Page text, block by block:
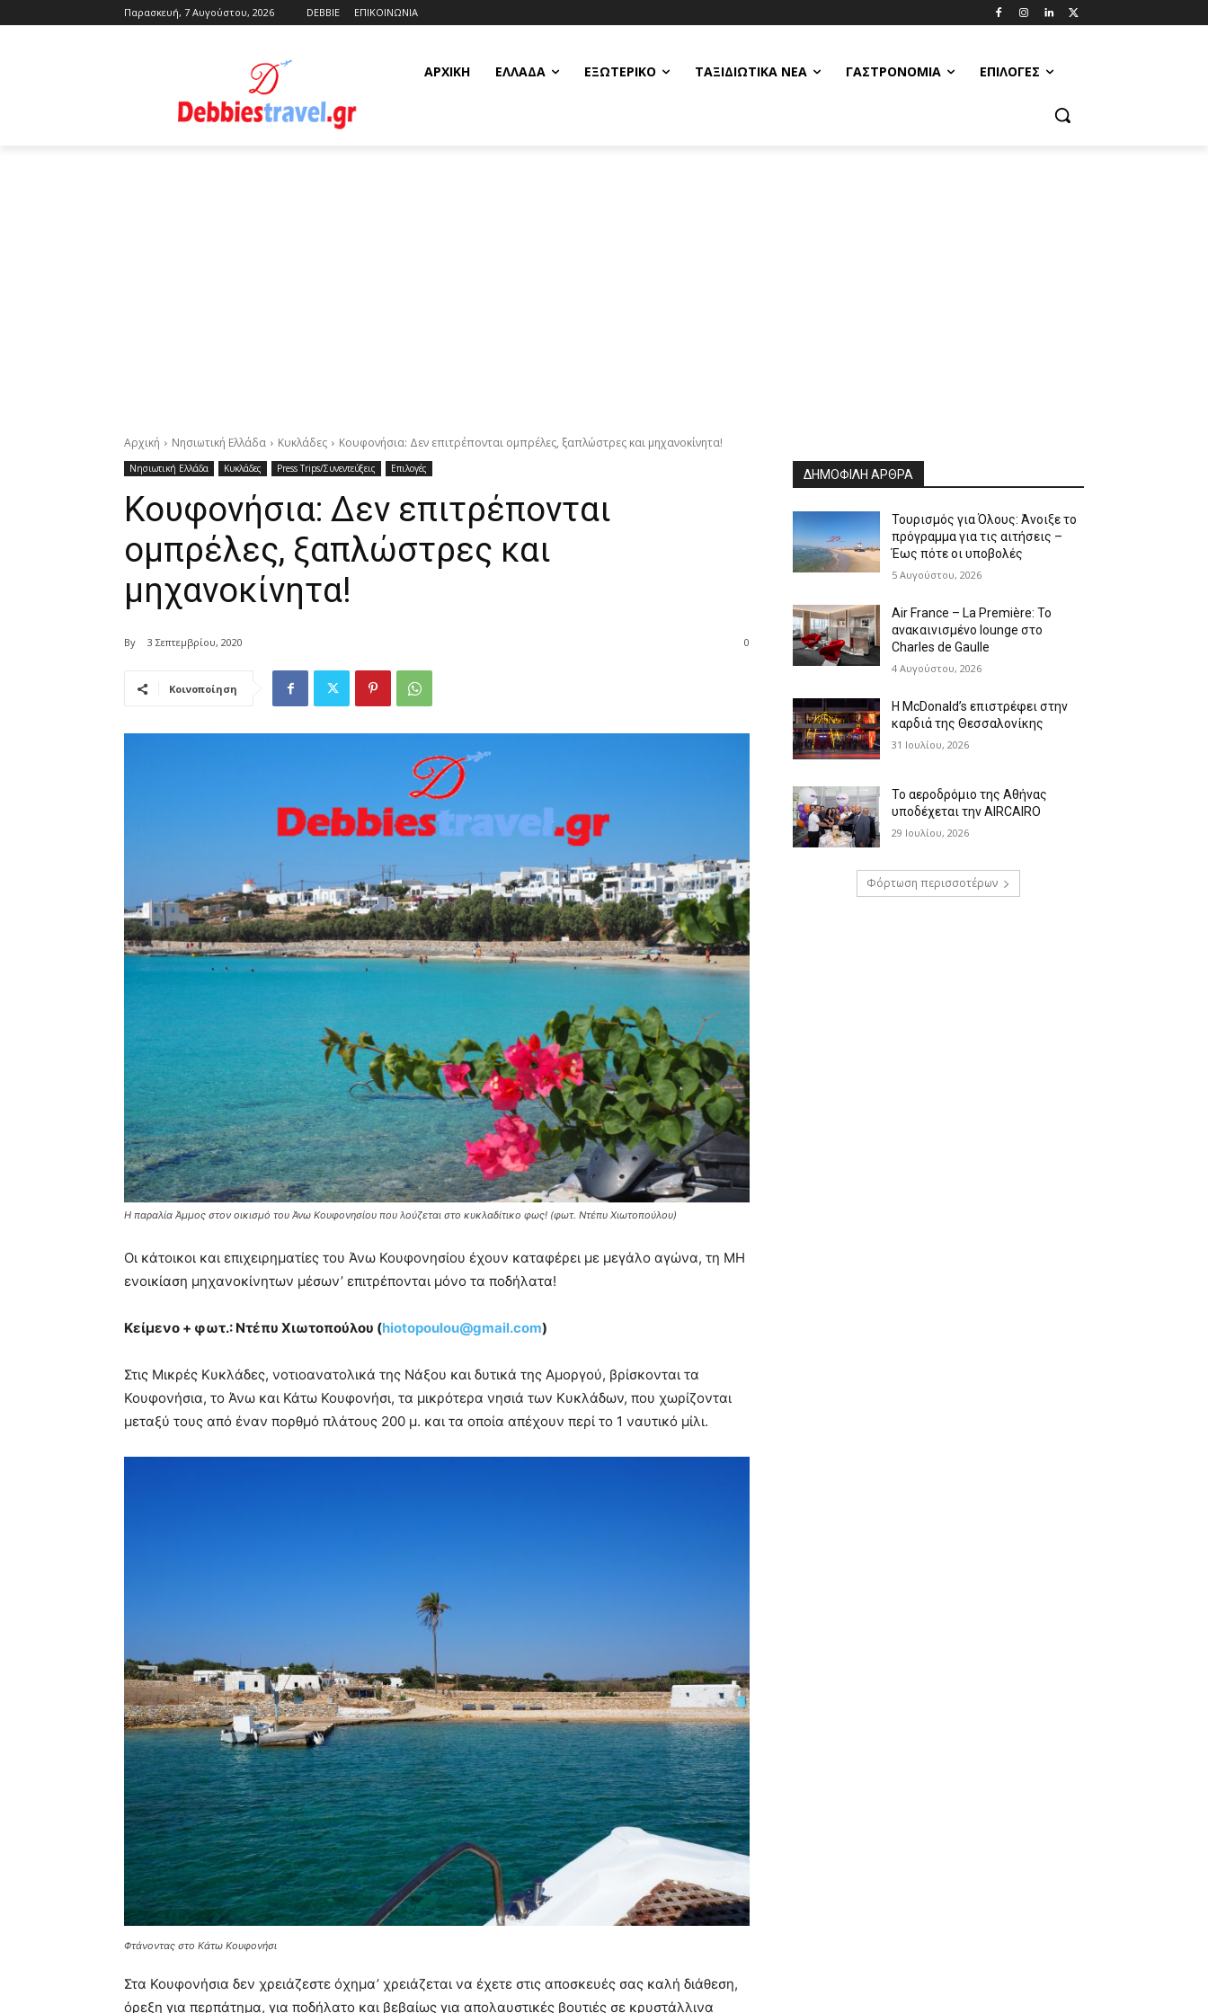
Παρασκευή, 7 Αυγούστου, 2026 DEBBIE ΕΠΙΚΟΙΝΩΝΙΑ
ΑΡΧΙΚΗ ΕΛΛΆΔΑ ΕΞΩΤΕΡΙΚΌ ΤΑΞΙΔΙΩΤΙΚΆ ΝΈΑ ΓΑΣΤΡΟΝΟΜΊΑ ΕΠΙΛΟΓΈΣ
Αρχική Νησιωτική Ελλάδα Κυκλάδες Κουφονήσια: Δεν επιτρέπονται ομπρέλες, ξαπλώστρες και μηχανοκίνητα!
Νησιωτική Ελλάδα Κυκλάδες Press Trips/Συνεντεύξεις Επιλογές
Κουφονήσια: Δεν επιτρέπονται
ομπρέλες, ξαπλώστρες και
μηχανοκίνητα!
By 3 Σεπτεμβρίου, 2020 0
Κοινοποίηση
Η παραλία Άμμος στον οικισμό του Άνω Κουφονησίου που λούζεται στο κυκλαδίτικο φως! (φωτ. Ντέπυ Χιωτοπούλου)
Οι κάτοικοι και επιχειρηματίες του Άνω Κουφονησίου έχουν καταφέρει με μεγάλο αγώνα, τη ΜΗ
ενοικίαση μηχανοκίνητων μέσων’ επιτρέπονται μόνο τα ποδήλατα!
Κείμενο + φωτ.: Ντέπυ Χιωτοπούλου (hiotopoulou@gmail.com)
Στις Μικρές Κυκλάδες, νοτιοανατολικά της Νάξου και δυτικά της Αμοργού, βρίσκονται τα
Κουφονήσια, το Άνω και Κάτω Κουφονήσι, τα μικρότερα νησιά των Κυκλάδων, που χωρίζονται
μεταξύ τους από έναν πορθμό πλάτους 200 μ. και τα οποία απέχουν περί το 1 ναυτικό μίλι.
Φτάνοντας στο Κάτω Κουφονήσι
Στα Κουφονήσια δεν χρειάζεστε όχημα’ χρειάζεται να έχετε στις αποσκευές σας καλή διάθεση,
όρεξη για περπάτημα, για ποδήλατο και βεβαίως για απολαυστικές βουτιές σε κρυστάλλινα
ΔΗΜΟΦΙΛΗ ΑΡΘΡΑ
Τουρισμός για Όλους: Άνοιξε το
πρόγραμμα για τις αιτήσεις –
Έως πότε οι υποβολές
5 Αυγούστου, 2026
Air France – La Première: Το
ανακαινισμένο lounge στο
Charles de Gaulle
4 Αυγούστου, 2026
Η McDonald’s επιστρέφει στην
καρδιά της Θεσσαλονίκης
31 Ιουλίου, 2026
Το αεροδρόμιο της Αθήνας
υποδέχεται την AIRCAIRO
29 Ιουλίου, 2026
Φόρτωση περισσοτέρων